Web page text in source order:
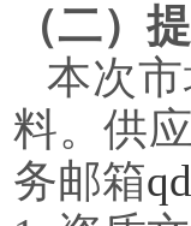
（二）
本次
料。供
务邮箱